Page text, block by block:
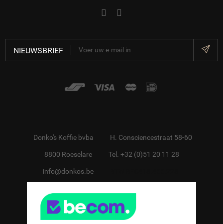
NIEUWSBRIEF
Donko's Koffie bvba H. Consciencestraat 58-60
8800 Roeselare Tel. +32 (0)51 20 11 28
info@donkos.be